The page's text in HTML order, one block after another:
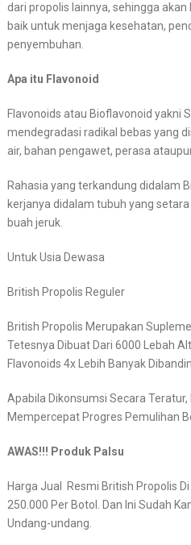
dari propolis lainnya, sehingga
baik untuk menjaga kesehatan,
penyembuhan.
Apa itu Flavonoid
Flavonoids atau Bioflavonoid yakni
mendegradasi radikal bebas yang
air, bahan pengawet, perasa
Rahasia yang terkandung didalam
kerjanya didalam tubuh yang
buah jeruk.
Untuk Usia Dewasa
British Propolis Reguler
British Propolis Merupakan
Tetesnya Dibuat Dari 6000 Lebah
Flavonoids 4x Lebih Banyak
Apabila Dikonsumsi Secara
Mempercepat Progres Pemulihan
AWAS!!! Produk Palsu
Harga Jual Resmi British Propolis
250.000 Per Botol. Dan Ini Sudah
Undang-undang.